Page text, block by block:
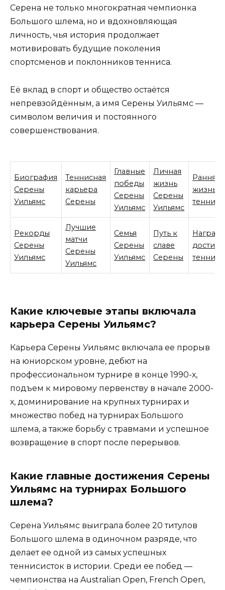
Серена не только многократная чемпионка
Большого шлема, но и вдохновляющая
личность, чья история продолжает
мотивировать будущие поколения
спортсменов и поклонников тенниса.
Её вклад в спорт и общество остаётся
непревзойдённым, а имя Серены Уильямс —
символом величия и постоянного
совершенствования.
Биография
Серены
Уильямс
Теннисная
карьера
Серены
Главные
победы
Серены
Уильямс
Личная
жизнь
Серены
Уильямс
Ранняя
жизнь
Рекорды
Серены
Уильямс
Лучшие
матчи
Серены
Уильямс
Семья
Серены
Уильямс
Путь к
славе
Серены
Какие ключевые этапы включала
карьера Серены Уильямс?
Карьера Серены Уильямс включала ее прорыв
на юниорском уровне, дебют на
профессиональном турнире в конце 1990-х,
подъем к мировому первенству в начале 2000-
х, доминирование на крупных турнирах и
множество побед на турнирах Большого
шлема, а также борьбу с травмами и успешное
возвращение в спорт после перерывов.
Какие главные достижения Серены
Уильямс на турнирах Большого
шлема?
Серена Уильямс выиграла более 20 титулов
Большого шлема в одиночном разряде, что
делает ее одной из самых успешных
теннисисток в истории. Среди ее побед —
чемпионства на Australian Open, French Open,